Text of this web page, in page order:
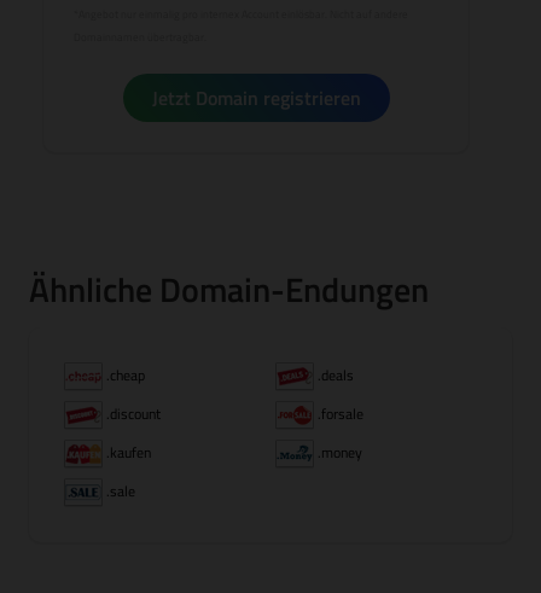
Jetzt Domain registrieren
Ähnliche Domain-Endungen
.cheap
.deals
.discount
.forsale
.kaufen
.money
.sale